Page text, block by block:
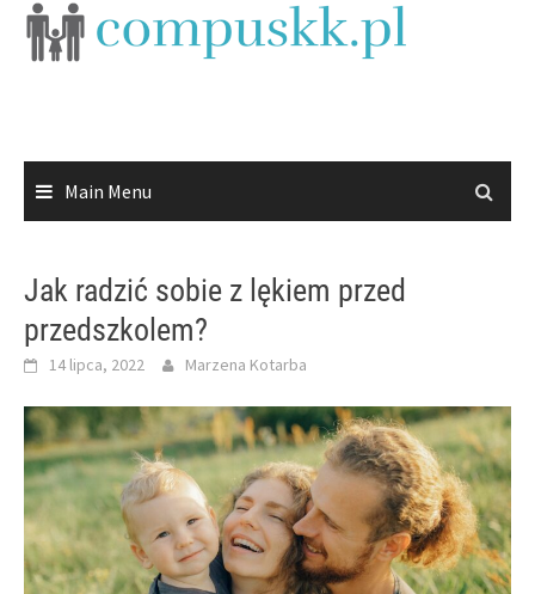
Skip
Main Menu
Jak radzić sobie z lękiem przed
przedszkolem?
14 lipca, 2022 Marzena Kotarba